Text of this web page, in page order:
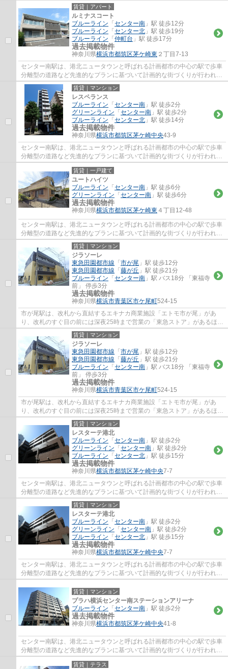
です。駅前にはスーパーのOKストア、ドラ...
賃貸｜アパート
ルミナスコート
ブルーライン 「 センター南 」駅 徒歩12分
ブルーライン 「 センター北 」駅 徒歩19分
ブルーライン 「 仲町台 」駅 徒歩17分
過去掲載物件
神奈川県横浜市都筑区茅ケ崎東 ２丁目7-13
センター南駅は、港北ニュータウンと呼ばれる計画都市の中心の駅で歩車
分離型の道路など先進的なプランに基づいて計画的な街づくりが行われ、
都市と自然が調和した美しい街です。駅前...
賃貸｜マンション
レスペランス
ブルーライン 「 センター南 」駅 徒歩2分
グリーンライン 「 センター南 」駅 徒歩2分
ブルーライン 「 センター北 」駅 徒歩14分
過去掲載物件
神奈川県横浜市都筑区茅ケ崎中央43-9
センター南駅は、港北ニュータウンと呼ばれる計画都市の中心の駅で歩車
分離型の道路など先進的なプランに基づいて計画的な街づくりが行われ、
都市と自然が調和した美しい街です。駅前...
賃貸｜一戸建て
ユートハイツ
ブルーライン 「 センター南 」駅 徒歩6分
グリーンライン 「 センター南 」駅 徒歩6分
過去掲載物件
神奈川県横浜市都筑区茅ケ崎東 ４丁目12-48
センター南駅は、港北ニュータウンと呼ばれる計画都市の中心の駅で歩車
分離型の道路など先進的なプランに基づいて計画的な街づくりが行われ、
都市と自然が調和した美しい街です。駅前...
賃貸｜マンション
ジラソーレ
東急田園都市線 「 市が尾 」駅 徒歩12分
東急田園都市線 「 藤が丘 」駅 徒歩21分
ブルーライン 「 センター南 」駅 バス18分 「東福寺
前」 停歩3分
過去掲載物件
神奈川県横浜市青葉区市ケ尾町524-15
市が尾駅は、改札から直結するエキナカ商業施設「エトモ市が尾」があ
り、改札のすぐ目の前には深夜25時まで営業の「東急ストア」があるほ
か、コンビニエンスストア、ベーカリー、ファ...
賃貸｜マンション
ジラソーレ
東急田園都市線 「 市が尾 」駅 徒歩12分
東急田園都市線 「 藤が丘 」駅 徒歩21分
ブルーライン 「 センター南 」駅 バス18分 「東福寺
前」 停歩3分
過去掲載物件
神奈川県横浜市青葉区市ケ尾町524-15
市が尾駅は、改札から直結するエキナカ商業施設「エトモ市が尾」があ
り、改札のすぐ目の前には深夜25時まで営業の「東急ストア」があるほ
か、コンビニエンスストア、ベーカリー、ファ...
賃貸｜マンション
レスターテ港北
ブルーライン 「 センター南 」駅 徒歩2分
グリーンライン 「 センター南 」駅 徒歩2分
ブルーライン 「 センター北 」駅 徒歩15分
過去掲載物件
神奈川県横浜市都筑区茅ケ崎中央7-7
センター南駅は、港北ニュータウンと呼ばれる計画都市の中心の駅で歩車
分離型の道路など先進的なプランに基づいて計画的な街づくりが行われ、
都市と自然が調和した美しい街です。駅前...
賃貸｜マンション
レスターテ港北
ブルーライン 「 センター南 」駅 徒歩2分
グリーンライン 「 センター南 」駅 徒歩2分
ブルーライン 「 センター北 」駅 徒歩15分
過去掲載物件
神奈川県横浜市都筑区茅ケ崎中央7-7
センター南駅は、港北ニュータウンと呼ばれる計画都市の中心の駅で歩車
分離型の道路など先進的なプランに基づいて計画的な街づくりが行われ、
都市と自然が調和した美しい街です。駅前...
賃貸｜マンション
プラハ横浜センター南ステーションアリーナ
ブルーライン 「 センター南 」駅 徒歩2分
過去掲載物件
神奈川県横浜市都筑区茅ケ崎中央41-8
センター南駅は、港北ニュータウンと呼ばれる計画都市の中心の駅で歩車
分離型の道路など先進的なプランに基づいて計画的な街づくりが行われ、
都市と自然が調和した美しい街です。駅前...
賃貸｜テラス